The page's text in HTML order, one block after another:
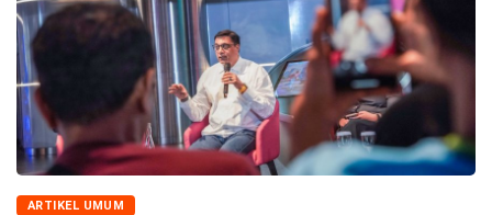
ARTIKEL UMUM